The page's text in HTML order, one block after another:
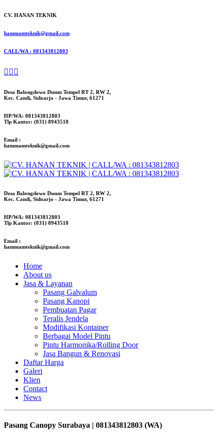
CV. HANAN TEKNIK
hammamteknik@gmail.com
CALL/WA : 081343812803
Desa Balongdowo Dusun Tempel RT 2, RW 2,
Kec. Candi, Sidoarjo - Jawa Timur, 61271
HP/WA: 081343812803
Tlp Kantor: (031) 8943518
Email :
hammamteknik@gmail.com
Desa Balongdowo Dusun Tempel RT 2, RW 2,
Kec. Candi, Sidoarjo - Jawa Timur, 61271
HP/WA: 081343812803
Tlp Kantor: (031) 8943518
Email :
hammamteknik@gmail.com
Home
About us
Jasa & Layanan
Pasang Galvalum
Pasang Kanopi
Pembuatan Pagar
Teralis Jendela
Modifikasi Kontainer
Berbagai Model Pintu
Pintu Harmonika/Rolling Door
Jasa Bangun & Renovasi
Daftar Harga
Galeri
Klien
Contact
News
Pasang Canopy Surabaya | 081343812803 (WA)